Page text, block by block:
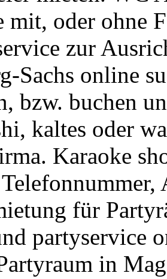
mit, oder ohne
zur
Sachs online
bzw. buchen
kaltes oder
Karaoke
für
partyservice
in